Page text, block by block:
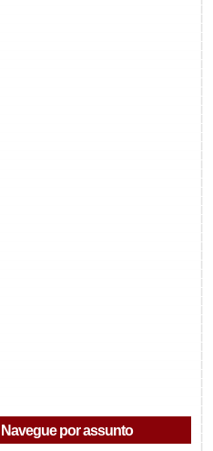
Navegue por assunto